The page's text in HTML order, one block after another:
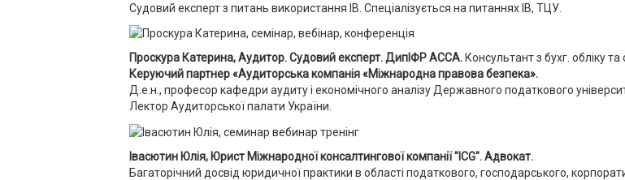
Судовий експерт з питань використання ІВ. Спеціалізується на питаннях ІВ, ТЦУ.
Проскура Катерина, Аудитор. Судовий експерт. ДипІФР АССА. Консультант з бухг. обліку
Керуючий партнер «Аудиторська компанія «Міжнародна правова безпека».
Д.е.н., професор кафедри аудиту і економічного аналізу Державного податкового
Лектор Аудиторської палати України.
Івасютин Юлія, Юрист Міжнародної консалтингової компанії "ICG". Адвокат.
Багаторічний досвід юридичної практики в області податкового, господарського,